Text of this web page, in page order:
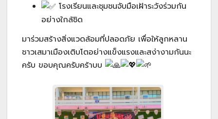
โรงเรียนและชุมชนจับมือเฝ้าระวังร่วมกัน
อย่างใกล้ชิด
มาร่วมสร้างสิ่งแวดล้อมที่ปลอดภัย เพื่อให้ลูกหลาน
ชาวเสมาเมืองเติบโตอย่างแข็งแรงและสง่างามกันนะ
ครับ ขอบคุณครับคร้าบบ